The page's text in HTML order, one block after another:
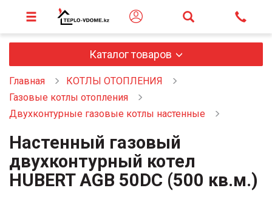
Каталог товаров
Главная
КОТЛЫ ОТОПЛЕНИЯ
Газовые котлы отопления
Двухконтурные газовые котлы настенные
Настенный газовый
двухконтурный котел
HUBERT AGB 50DC (500 кв.м.)